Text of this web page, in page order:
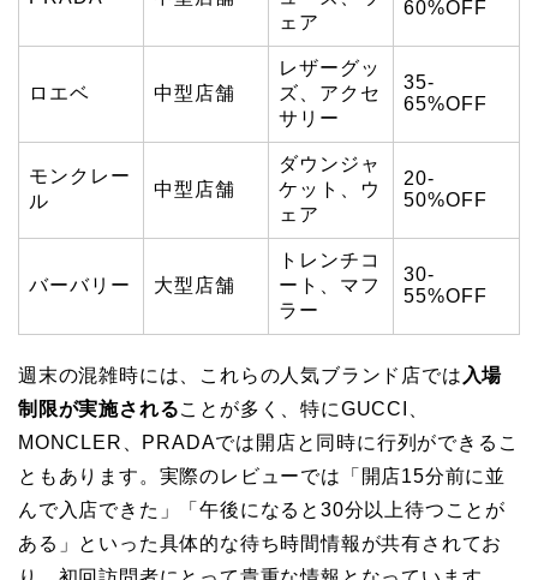
ェア
60%OFF
ロエベ 中型店舗
レザーグッ
ズ、アクセ
サリー
35-
65%OFF
モンクレー
ル
中型店舗
ダウンジャ
ケット、ウ
ェア
20-
50%OFF
バーバリー 大型店舗
トレンチコ
ート、マフ
ラー
30-
55%OFF
週末の混雑時には、これらの人気ブランド店では 入場
制限が実施されることが多く、特にGUCCI、
MONCLER、PRADAでは開店と同時に行列ができるこ
ともあります。実際のレビューでは「開店15分前に並
んで入店できた」「午後になると30分以上待つことが
ある」といった具体的な待ち時間情報が共有されてお